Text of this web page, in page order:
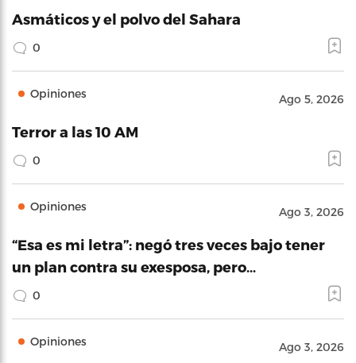
Asmáticos y el polvo del Sahara
0
Opiniones Ago 5, 2026
Terror a las 10 AM
0
Opiniones Ago 3, 2026
“Esa es mi letra”: negó tres veces bajo tener
un plan contra su exesposa, pero…
0
Opiniones Ago 3, 2026